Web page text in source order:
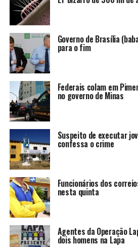
Governo de Brasília
para o fim
Federais colam em
no governo de Minas
Suspeito de executar
confessa o crime
Funcionários dos
nesta quinta
Agentes da Operação
dois homens na Lapa